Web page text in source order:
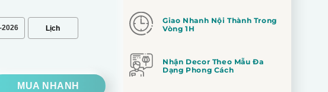
2026
MUA NHANH
Giao Nhanh Nội Thành Trong
Vòng 1H
Nhận Decor Theo Mẫu Đa
Dạng Phong Cách